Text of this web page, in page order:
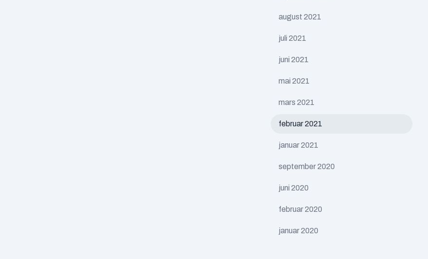
august 2021
juli 2021
juni 2021
mai 2021
mars 2021
februar 2021
januar 2021
september 2020
juni 2020
februar 2020
januar 2020